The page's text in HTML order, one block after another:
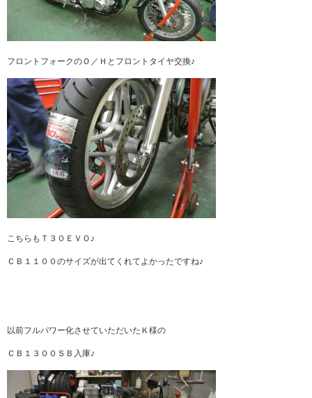
フロントフォークのＯ／Ｈとフロントタイヤ交換♪
こちらもＴ３０ＥＶＯ♪
ＣＢ１１００のサイズが出てくれてよかったですね♪
以前フルパワー化させていただいたＫ様の
ＣＢ１３００ＳＢ入庫♪